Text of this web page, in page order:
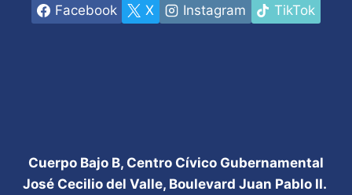
IMPLEMENTOS
DE
ECONÓMICA
Facebook X Instagram TikTok
Cuerpo Bajo B, Centro Cívico Gubernamental
José Cecilio del Valle, Boulevard Juan Pablo II.